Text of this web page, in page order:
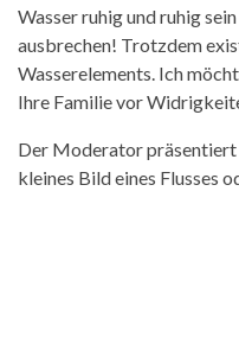
Wasser ruhig und ruhig
ausbrechen! Trotzdem
Wasserelements. Ich
Ihre Familie vor
Der Moderator präsentiert
kleines Bild eines Flusses